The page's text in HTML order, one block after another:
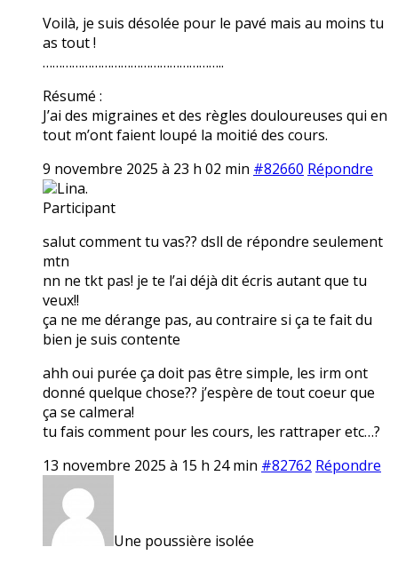
Voilà, je suis désolée pour le pavé mais au moins tu
as tout !
………………………………………………..
Résumé :
J’ai des migraines et des règles douloureuses qui en
tout m’ont faient loupé la moitié des cours.
9 novembre 2025 à 23 h 02 min #82660 Répondre
Lina.
Participant
salut comment tu vas?? dsll de répondre seulement
mtn
nn ne tkt pas! je te l’ai déjà dit écris autant que tu
veux!!
ça ne me dérange pas, au contraire si ça te fait du
bien je suis contente
ahh oui purée ça doit pas être simple, les irm ont
donné quelque chose?? j’espère de tout coeur que
ça se calmera!
tu fais comment pour les cours, les rattraper etc…?
13 novembre 2025 à 15 h 24 min #82762 Répondre
Une poussière isolée